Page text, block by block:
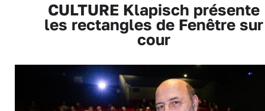
CULTURE Klapisch présente
les rectangles de Fenêtre sur
cour